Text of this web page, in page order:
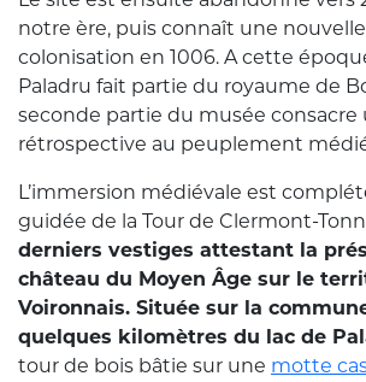
notre ère, puis connaît une
colonisation en 1006. A cette
Paladru fait partie du royaume de
seconde partie du musée consacre
rétrospective au peuplement
L’immersion médiévale est
guidée de la Tour de Clermont-
derniers vestiges attestant la
château du Moyen Âge sur le
Voironnais. Située sur la
quelques kilomètres du lac de
tour de bois bâtie sur une motte